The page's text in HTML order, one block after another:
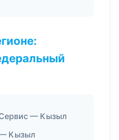
— Кызыл
Кызыл